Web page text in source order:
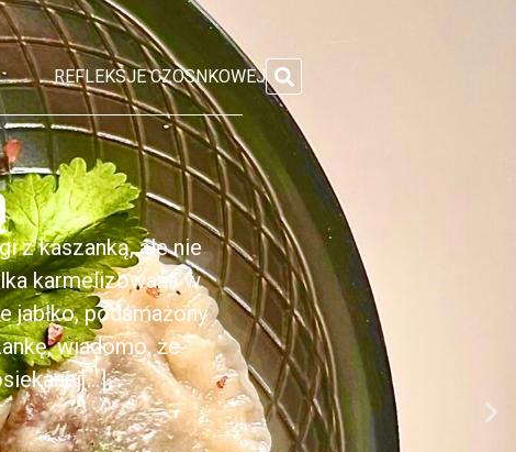
REFLEKSJE CZOSNKOWEJ
z kaszanką, ale nie
karmelizowana w
jabłko, podsmażony
wiadomo, że